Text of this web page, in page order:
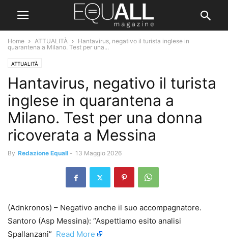
Home ATTUALITÀ
Hantavirus, negativo il turista inglese in
quarantena a Milano. Test per una...
ATTUALITÀ
Hantavirus, negativo il turista
inglese in quarantena a
Milano. Test per una donna
ricoverata a Messina
By Redazione Equall - 13 Maggio 2026
(Adnkronos) – Negativo anche il suo accompagnatore.
Santoro (Asp Messina): “Aspettiamo esito analisi
Spallanzani” ​ Read More